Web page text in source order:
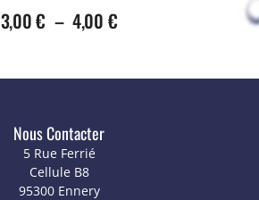
3,00€ – 4,00 €
Nous Contacter
5 Rue Ferrié
Cellule B8
95300 Ennery